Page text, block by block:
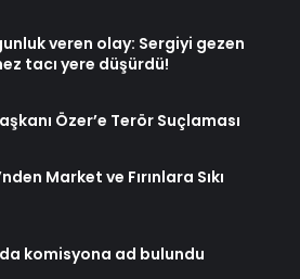
veren olay: Sergiyi gezen
tacı yere düşürdü!
Özer’e Terör Suçlaması
Market ve Fırınlara Sıkı
komisyona ad bulundu